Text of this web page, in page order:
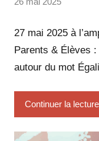
SUCH
27 mai 2025 à
Parents & Élèves
autour du mot
Continuer la lecture